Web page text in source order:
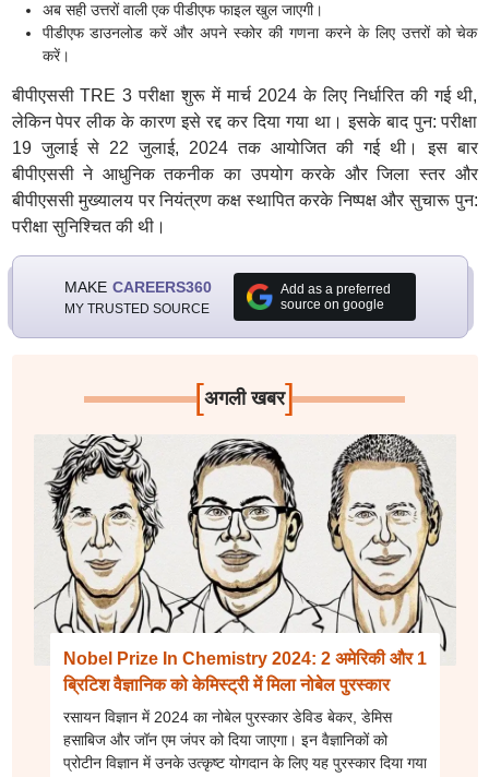
अब सही उत्तरों वाली एक पीडीएफ फाइल खुल जाएगी।
पीडीएफ डाउनलोड करें और अपने स्कोर की गणना करने के लिए उत्तरों को चेक
करें।
बीपीएससी TRE 3 परीक्षा शुरू में मार्च 2024 के लिए निर्धारित की गई थी,
लेकिन पेपर लीक के कारण इसे रद्द कर दिया गया था। इसके बाद पुन: परीक्षा
19 जुलाई से 22 जुलाई, 2024 तक आयोजित की गई थी। इस बार
बीपीएससी ने आधुनिक तकनीक का उपयोग करके और जिला स्तर और
बीपीएससी मुख्यालय पर नियंत्रण कक्ष स्थापित करके निष्पक्ष और सुचारू पुन:
परीक्षा सुनिश्चित की थी।
MAKE CAREERS360
MY TRUSTED SOURCE
Add as a preferred
source on google
[अगली खबर]
Nobel Prize In Chemistry 2024: 2 अमेरिकी और 1
ब्रिटिश वैज्ञानिक को केमिस्ट्री में मिला नोबेल पुरस्कार
रसायन विज्ञान में 2024 का नोबेल पुरस्कार डेविड बेकर, डेमिस
हसाबिज और जॉन एम जंपर को दिया जाएगा। इन वैज्ञानिकों को
प्रोटीन विज्ञान में उनके उत्कृष्ट योगदान के लिए यह पुरस्कार दिया गया